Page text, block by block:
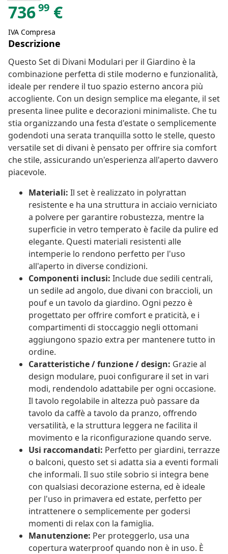
73699 €
IVA Compresa
Descrizione
Questo Set di Divani Modulari per il Giardino è la
combinazione perfetta di stile moderno e funzionalità,
ideale per rendere il tuo spazio esterno ancora più
accogliente. Con un design semplice ma elegante, il set
presenta linee pulite e decorazioni minimaliste. Che tu
stia organizzando una festa d'estate o semplicemente
godendoti una serata tranquilla sotto le stelle, questo
versatile set di divani è pensato per offrire sia comfort
che stile, assicurando un'esperienza all'aperto davvero
piacevole.
Materiali: Il set è realizzato in polyrattan
resistente e ha una struttura in acciaio verniciato
a polvere per garantire robustezza, mentre la
superficie in vetro temperato è facile da pulire ed
elegante. Questi materiali resistenti alle
intemperie lo rendono perfetto per l'uso
all'aperto in diverse condizioni.
Componenti inclusi: Include due sedili centrali,
un sedile ad angolo, due divani con braccioli, un
pouf e un tavolo da giardino. Ogni pezzo è
progettato per offrire comfort e praticità, e i
compartimenti di stoccaggio negli ottomani
aggiungono spazio extra per mantenere tutto in
ordine.
Caratteristiche / funzione / design: Grazie al
design modulare, puoi configurare il set in vari
modi, rendendolo adattabile per ogni occasione.
Il tavolo regolabile in altezza può passare da
tavolo da caffè a tavolo da pranzo, offrendo
versatilità, e la struttura leggera ne facilita il
movimento e la riconfigurazione quando serve.
Usi raccomandati: Perfetto per giardini, terrazze
o balconi, questo set si adatta sia a eventi formali
che informali. Il suo stile sobrio si integra bene
con qualsiasi decorazione esterna, ed è ideale
per l'uso in primavera ed estate, perfetto per
intrattenere o semplicemente per godersi
momenti di relax con la famiglia.
Manutenzione: Per proteggerlo, usa una
copertura waterproof quando non è in uso. È